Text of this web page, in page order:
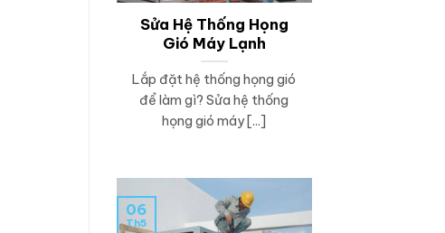
Sửa Hệ Thống Họng
Gió Máy Lạnh
Lắp đặt hệ thống họng gió
để làm gì? Sửa hệ thống
họng gió máy [...]
06
Th5